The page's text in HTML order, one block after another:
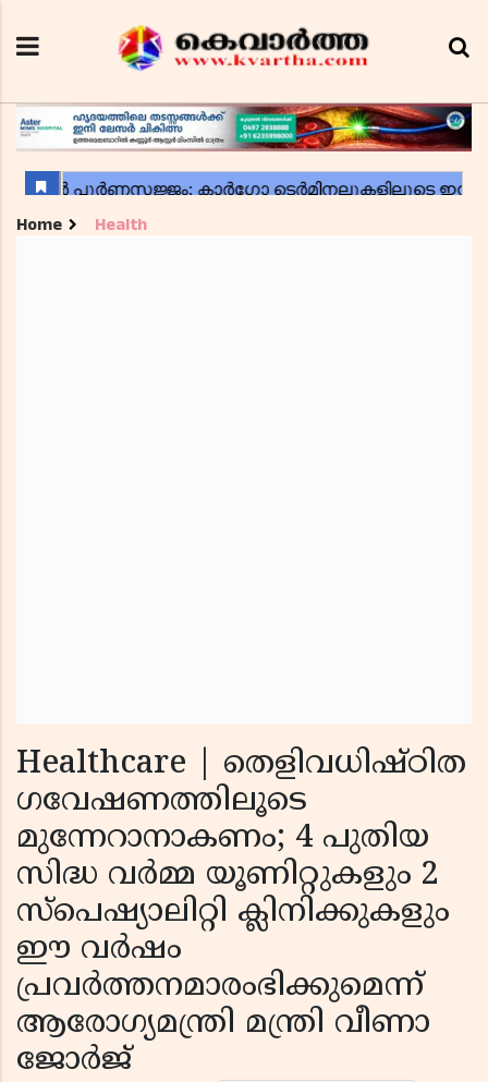
Home Health
Healthcare | തെളിവധിഷ്ഠിത
ഗവേഷണത്തിലൂടെ
മുന്നേറാനാകണം; 4 പുതിയ
സിദ്ധ വര്‍മ്മ യൂണിറ്റുകളും 2
സ്പെഷ്യാലിറ്റി ക്ലിനിക്കുകളും
ഈ വര്‍ഷം
പ്രവര്‍ത്തനമാരംഭിക്കുമെന്ന്
ആരോഗ്യമന്ത്രി മന്ത്രി വീണാ
ജോര്‍ജ്